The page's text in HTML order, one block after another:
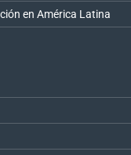
en América Latina